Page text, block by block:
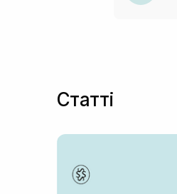
Статті